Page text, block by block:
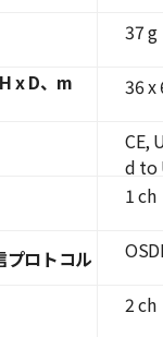
x D、m
プロトコル
37 g
36 x
CE,
d to
1 ch
2 ch